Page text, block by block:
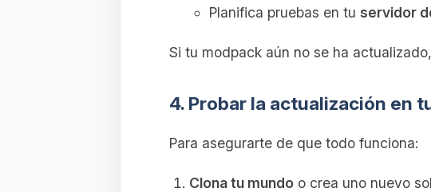
Planifica pruebas en tu servidor
Si tu modpack aún no se ha
4. Probar la actualización en
Para asegurarte de que todo funciona:
Clona tu mundoo crea uno nuevo